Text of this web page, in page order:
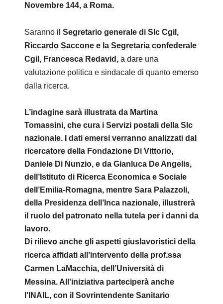
Novembre 144, a Roma.
Saranno il Segretario generale di Slc Cgil,
Riccardo Saccone e la Segretaria confederale
Cgil, Francesca Redavid, a dare una
valutazione politica e sindacale di quanto emerso
dalla ricerca.
L’indagine sarà illustrata da Martina
Tomassini, che cura i Servizi postali della Slc
nazionale. I dati emersi verranno analizzati dal
ricercatore della Fondazione Di Vittorio,
Daniele Di Nunzio, e da Gianluca De Angelis,
dell’Istituto di Ricerca Economica e Sociale
dell’Emilia-Romagna, mentre Sara Palazzoli,
della Presidenza dell’Inca nazionale, illustrerà
il ruolo del patronato nella tutela per i danni da
lavoro.
Di rilievo anche gli aspetti giuslavoristici della
ricerca affidati all’intervento della prof.ssa
Carmen LaMacchia, dell’Università di
Messina. All'iniziativa parteciperà anche
l'INAIL, con il Sovrintendente Sanitario